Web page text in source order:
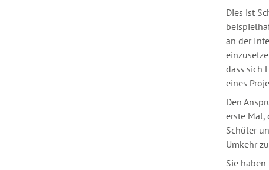
Dies ist
an der
dass sich
eines
Den
erste Mal,
Schüler
Umkehr
Sie